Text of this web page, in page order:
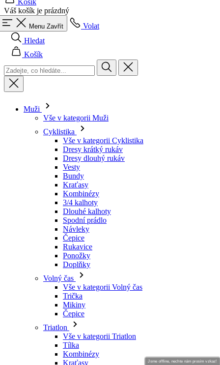
Košík
Váš košík je prázdný
Menu Zavřít
Volat
Hledat
Košík
Muži
Vše v kategorii Muži
Cyklistika
Vše v kategorii Cyklistika
Dresy krátký rukáv
Dresy dlouhý rukáv
Vesty
Bundy
Kraťasy
Kombinézy
3/4 kalhoty
Dlouhé kalhoty
Spodní prádlo
Návleky
Čepice
Rukavice
Ponožky
Doplňky
Volný čas
Vše v kategorii Volný čas
Trička
Mikiny
Čepice
Triatlon
Vše v kategorii Triatlon
Tílka
Kombinézy
Kraťasy
Jsme offline, nechte nám prosím vzkaz!